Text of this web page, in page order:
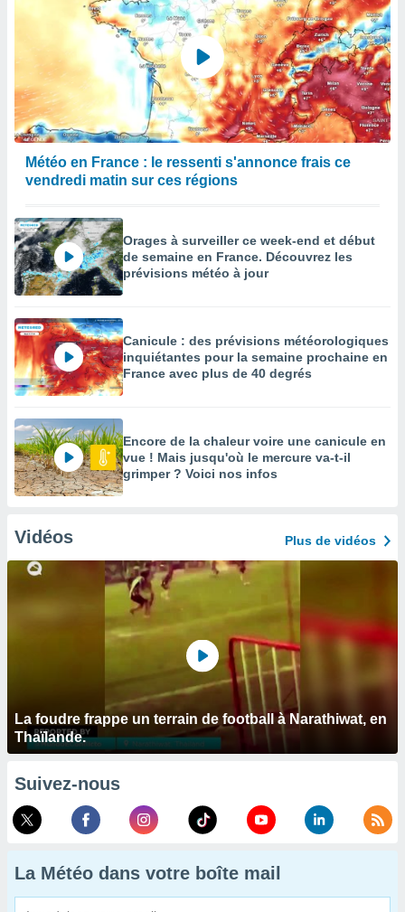
Météo en France : le ressenti s'annonce frais ce
vendredi matin sur ces régions
Orages à surveiller ce week-end et début
de semaine en France. Découvrez les
prévisions météo à jour
Canicule : des prévisions météorologiques
inquiétantes pour la semaine prochaine en
France avec plus de 40 degrés
Encore de la chaleur voire une canicule en
vue ! Mais jusqu'où le mercure va-t-il
grimper ? Voici nos infos
Vidéos Plus de vidéos
La foudre frappe un terrain de football à Narathiwat, en
Thaïlande.
Suivez-nous
La Météo dans votre boîte mail